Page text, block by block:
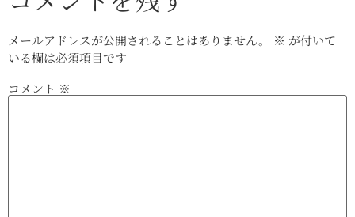
メールアドレスが公開されることはありません。 ※ が付いて
いる欄は必須項目です
コメント ※